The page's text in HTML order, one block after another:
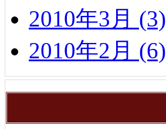
2010年3月 (3)
2010年2月 (6)